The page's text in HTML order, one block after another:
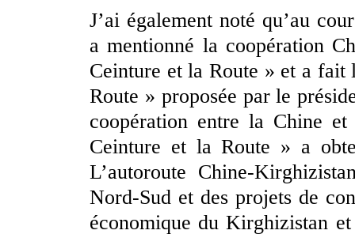
J’ai également noté qu’au
a mentionné la coopération
Ceinture et la Route » et a
Route » proposée par le
coopération entre la Chine
Ceinture et la Route » a
L’autoroute Chine-
Nord-Sud et des projets de
économique du Kirghizistan